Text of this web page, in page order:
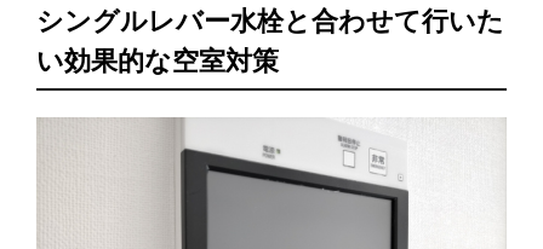
シングルレバー水栓と合わせて行いた
い効果的な空室対策